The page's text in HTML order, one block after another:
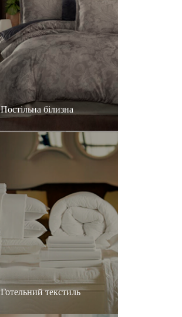
Постільна білизна
Готельний текстиль